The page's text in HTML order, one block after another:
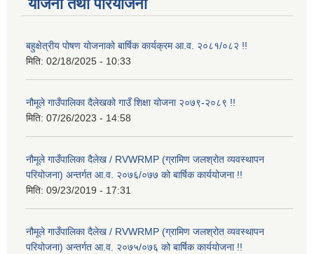
योजना तथा परियोजना
बहुक्षेत्रीय पोषण योजनाको बार्षिक कार्यक्रम आ.व. २०८१/०८२ !!
मिति: 02/18/2025 - 10:33
नौमूले गाउँपालिका दैलेखको गाउँ शिक्षा योजना २०७९-२०८९ !!
मिति: 07/26/2023 - 14:58
नौमूले गाउँपालिका दैलेख / RVWRMP (ग्रामिण जलश्रोत व्यवस्थापन
परियोजना) अन्तर्गत आ.व. २०७६/०७७ को बार्षिक कार्ययोजना !!
मिति: 09/23/2019 - 17:31
नौमूले गाउँपालिका दैलेख / RVWRMP (ग्रामिण जलश्रोत व्यवस्थापन
परियोजना) अन्तर्गत आ.व. २०७५/०७६ को बार्षिक कार्ययोजना !!